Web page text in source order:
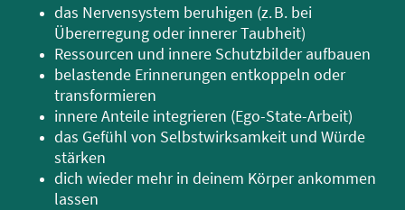
das Nervensystem beruhigen (z. B. bei
Übererregung oder innerer Taubheit)
Ressourcen und innere Schutzbilder aufbauen
belastende Erinnerungen entkoppeln oder
transformieren
innere Anteile integrieren (Ego-State-Arbeit)
das Gefühl von Selbstwirksamkeit und Würde
stärken
dich wieder mehr in deinem Körper ankommen
lassen